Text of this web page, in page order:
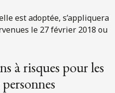
est adoptée, s’appliquera
le 27 février 2018 ou
à risques pour les